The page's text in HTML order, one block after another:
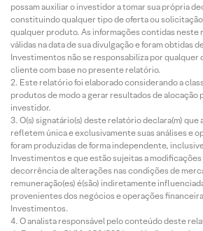
possam auxiliar o investidor a tomar sua própria
constituindo qualquer tipo de oferta ou solicitação
qualquer produto. As informações contidas neste
válidas na data de sua divulgação e foram obtidas
Investimentos não se responsabiliza por qualquer
cliente com base no presente relatório.
Este relatório foi elaborado considerando a
produtos de modo a gerar resultados de alocação
investidor.
O(s) signatário(s) deste relatório declara(m) que
refletem única e exclusivamente suas análises e
foram produzidas de forma independente,
Investimentos e que estão sujeitas a modificações
decorrência de alterações nas condições de
remuneração(es) é(são) indiretamente
provenientes dos negócios e operações
Investimentos.
O analista responsável pelo conteúdo deste